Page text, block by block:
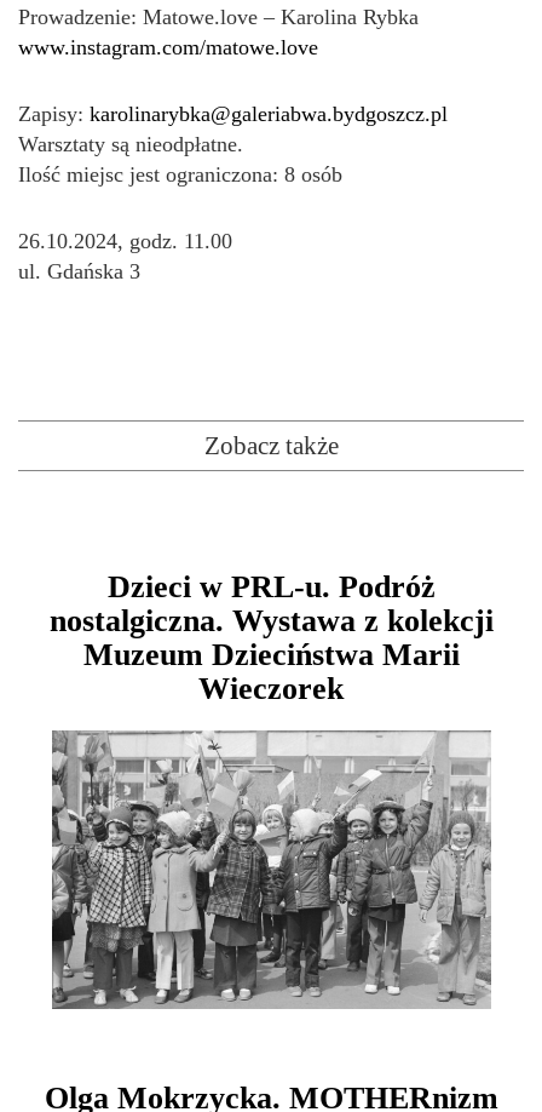
Prowadzenie: Matowe.love – Karolina Rybka
www.instagram.com/matowe.love
Zapisy: karolinarybka@galeriabwa.bydgoszcz.pl
Warsztaty są nieodpłatne.
Ilość miejsc jest ograniczona: 8 osób
26.10.2024, godz. 11.00
ul. Gdańska 3
Zobacz także
Dzieci w PRL-u. Podróż
nostalgiczna. Wystawa z kolekcji
Muzeum Dzieciństwa Marii
Wieczorek
Olga Mokrzycka. MOTHERnizm